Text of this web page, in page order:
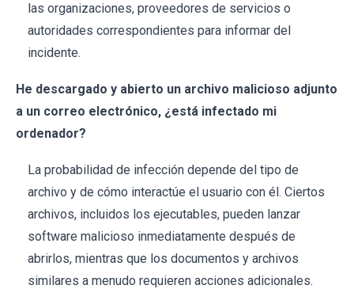
las organizaciones, proveedores de servicios o
autoridades correspondientes para informar del
incidente.
He descargado y abierto un archivo malicioso adjunto
a un correo electrónico, ¿está infectado mi
ordenador?
La probabilidad de infección depende del tipo de
archivo y de cómo interactúe el usuario con él. Ciertos
archivos, incluidos los ejecutables, pueden lanzar
software malicioso inmediatamente después de
abrirlos, mientras que los documentos y archivos
similares a menudo requieren acciones adicionales.